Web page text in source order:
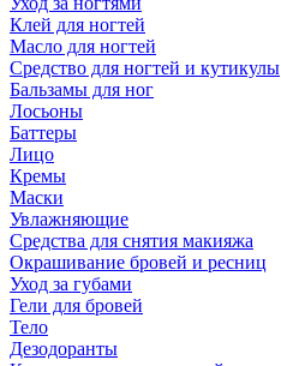
Клей для ногтей
Масло для ногтей
Средство для ногтей и кутикулы
Бальзамы для ног
Лосьоны
Баттеры
Лицо
Кремы
Маски
Увлажняющие
Средства для снятия макияжа
Окрашивание бровей и ресниц
Уход за губами
Гели для бровей
Тело
Дезодоранты